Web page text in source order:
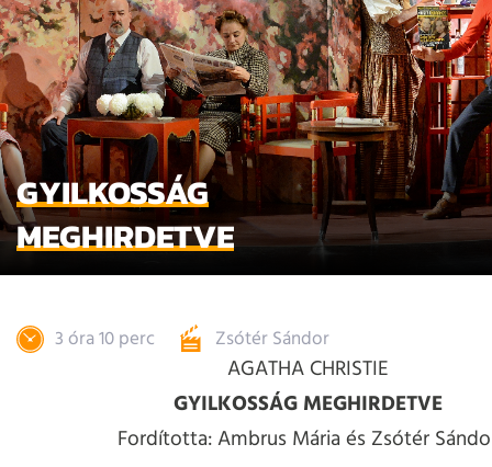
GYILKOSSÁG
MEGHIRDETVE
3 óra 10 perc Zsótér Sándor
AGATHA CHRISTIE
GYILKOSSÁG MEGHIRDETVE
Fordította: Ambrus Mária és Zsótér